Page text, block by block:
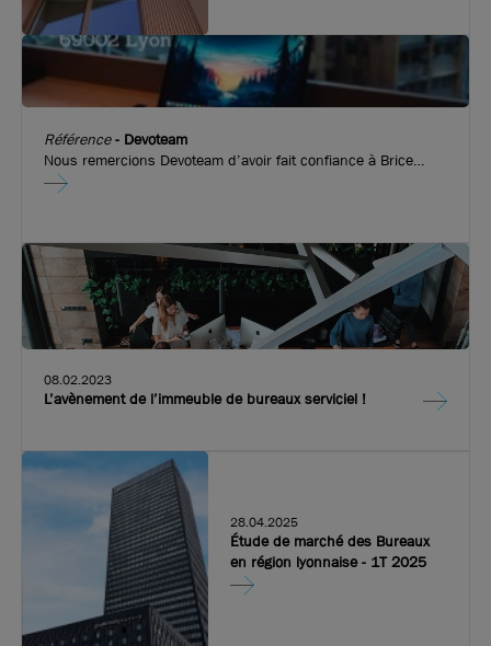
correspondantes à votre recherche.
Activer l'alerte
A louer - L'ATRIUM - Bureaux lumineux - Bron
183 m²non divisibles
110€ m²/an HT HC
Référence- Devoteam
Nous remercions Devoteam d’avoir fait confiance à Brice
Robert Arthur Loyd pour l’implantation de leurs nouveaux
performances des entreprises en accompagnant l’adoption
des usages digitaux et en construisant des infrastructures à
la pointe de la technologie. Devoteam a ouvert ses portes sur
les quais de Perrache.
08.02.2023
L’avènement de l’immeuble de bureaux serviciel !
28.04.2025
Étude de marché des Bureaux
en région lyonnaise - 1T 2025